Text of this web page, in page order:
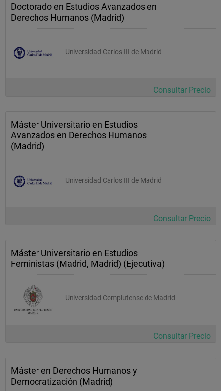
Doctorado en Estudios Avanzados en
Derechos Humanos (Madrid)
Universidad Carlos III de Madrid
Consultar Precio
Máster Universitario en Estudios
Avanzados en Derechos Humanos
(Madrid)
Universidad Carlos III de Madrid
Consultar Precio
Máster Universitario en Estudios
Feministas (Madrid, Madrid) (Ejecutiva)
Universidad Complutense de Madrid
Consultar Precio
Máster en Derechos Humanos y
Democratización (Madrid)